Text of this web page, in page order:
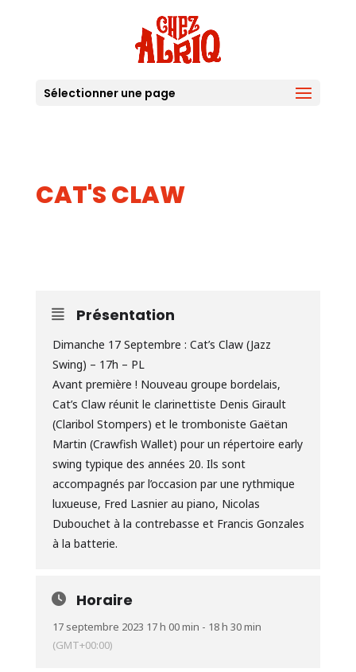
Sélectionner une page
CAT'S CLAW
Présentation
Dimanche 17 Septembre : Cat’s Claw (Jazz
Swing) – 17h – PL
Avant première ! Nouveau groupe bordelais,
Cat’s Claw réunit le clarinettiste Denis Girault
(Claribol Stompers) et le tromboniste Gaëtan
Martin (Crawfish Wallet) pour un répertoire early
swing typique des années 20. Ils sont
accompagnés par l’occasion par une rythmique
luxueuse, Fred Lasnier au piano, Nicolas
Dubouchet à la contrebasse et Francis Gonzales
à la batterie.
Horaire
17 septembre 2023 17 h 00 min - 18 h 30 min
(GMT+00:00)